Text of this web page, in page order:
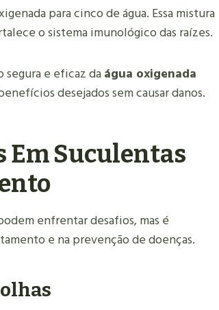
para cinco de água. Essa mistura
o sistema imunológico das raízes.
segura e eficaz daágua oxigenada
desejados sem causar danos.
Suculentas
enfrentar desafios, mas é
e na prevenção de doenças.